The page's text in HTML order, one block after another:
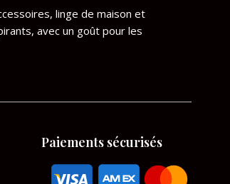
linge de maison et
avec un goût pour les
Paiements sécurisés